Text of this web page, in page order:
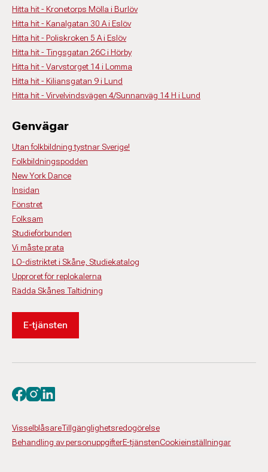
Hitta hit - Kronetorps Mölla i Burlöv
Hitta hit - Kanalgatan 30 A i Eslöv
Hitta hit - Poliskroken 5 A i Eslöv
Hitta hit - Tingsgatan 26C i Hörby
Hitta hit - Varvstorget 14 i Lomma
Hitta hit - Kiliansgatan 9 i Lund
Hitta hit - Virvelvindsvägen 4/Sunnanväg 14 H i Lund
Genvägar
Utan folkbildning tystnar Sverige!
Folkbildningspodden
New York Dance
Insidan
Fönstret
Folksam
Studieförbunden
Vi måste prata
LO-distriktet i Skåne, Studiekatalog
Upproret för replokalerna
Rädda Skånes Taltidning
E-tjänsten
VisselblåsareTillgänglighetsredogörelse
Behandling av personuppgifterE-tjänstenCookieinställningar
Besök oss på facebook
Besök oss på instagram
Besök oss på linkedin